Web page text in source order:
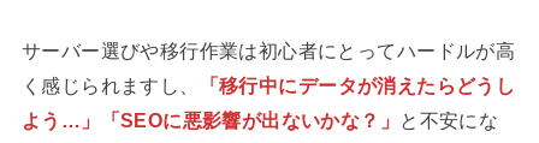
サーバー選びや移行作業は初心者にとってハードルが高
く感じられますし、
「移行中にデータが消えたらどうし
よう…」「SEOに悪影響が出ないかな？」
と不安にな